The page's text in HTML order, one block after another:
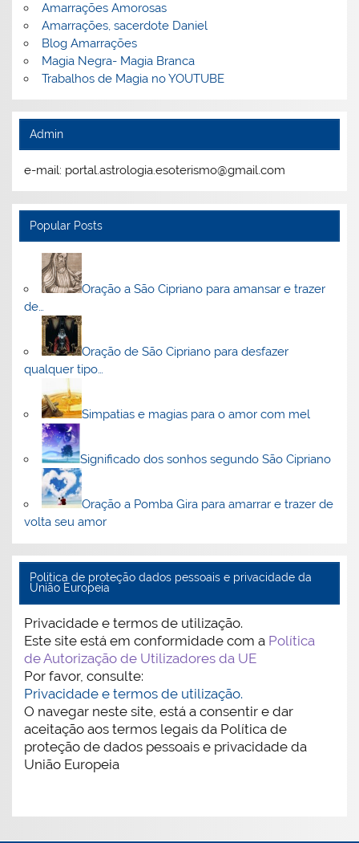
Amarrações Amorosas
Amarrações, sacerdote Daniel
Blog Amarrações
Magia Negra- Magia Branca
Trabalhos de Magia no YOUTUBE
Admin
e-mail: portal.astrologia.esoterismo@gmail.com
Popular Posts
Oração a São Cipriano para amansar e trazer
de…
Oração de São Cipriano para desfazer
qualquer tipo…
Simpatias e magias para o amor com mel
Significado dos sonhos segundo São Cipriano
Oração a Pomba Gira para amarrar e trazer de
volta seu amor
Politica de proteção dados pessoais e privacidade da
União Europeia
Privacidade e termos de utilização.
Este site está em conformidade com a Política
de Autorização de Utilizadores da UE
Por favor, consulte:
Privacidade e termos de utilização.
O navegar neste site, está a consentir e dar
aceitação aos termos legais da Política de
proteção de dados pessoais e privacidade da
União Europeia